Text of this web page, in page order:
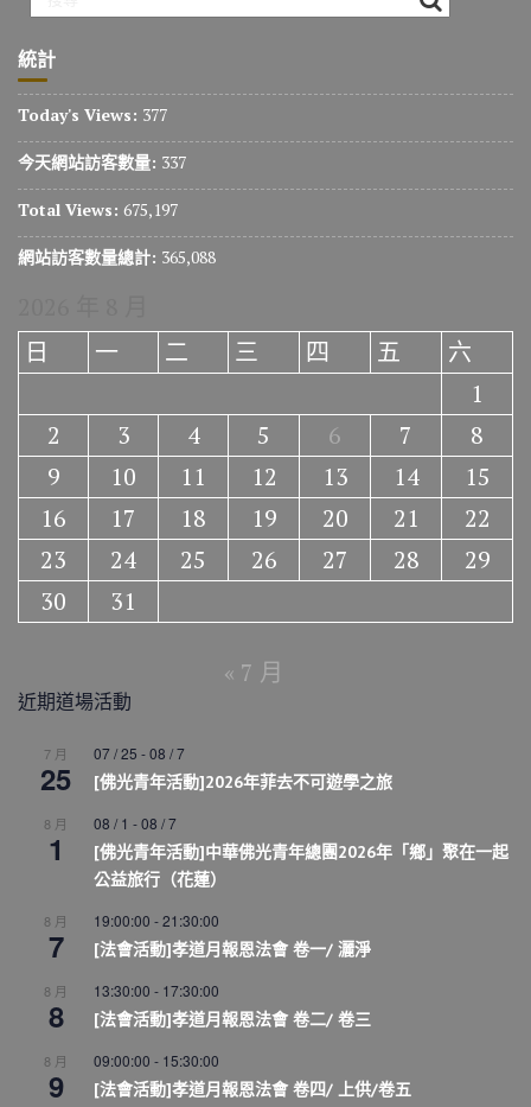
統計
Today's Views: 377
今天網站訪客數量: 337
Total Views: 675,197
網站訪客數量總計: 365,088
日
一 二 三 四 五
六
1
2
3 4 5 6 7
8
9
10 11 12 13 14
15
16
17 18 19 20 21
22
23
24 25 26 27 28
29
30
31
« 7 月
近期道場活動
7 月
25
07 / 25 -08 / 7
[佛光青年活動]2026年菲去不可遊學之旅
8 月
1
08 / 1 -08 / 7
[佛光青年活動]中華佛光青年總團2026年「鄉」聚在一起
公益旅行（花蓮）
8 月
7
19:00:00 -21:30:00
[法會活動]孝道月報恩法會 卷一/ 灑淨
8 月
8
13:30:00 - 17:30:00
[法會活動]孝道月報恩法會 卷二/ 卷三
8 月
9
09:00:00 - 15:30:00
[法會活動]孝道月報恩法會 卷四/ 上供/卷五